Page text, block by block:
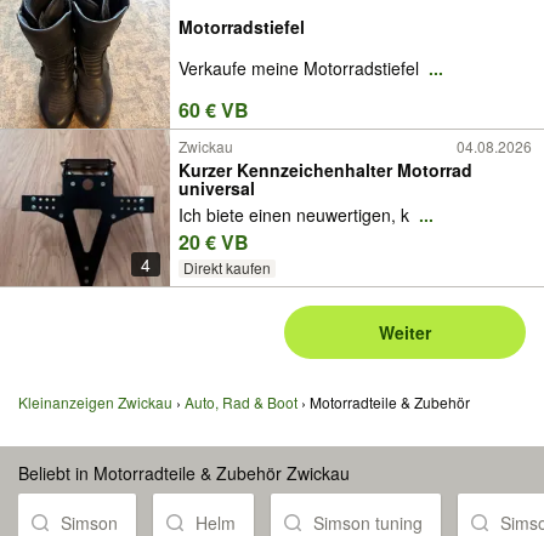
Motorradstiefel
Verkaufe meine Motorradstiefel ...
60 € VB
4
Zwickau 04.08.2026
Kurzer Kennzeichenhalter Motorrad
universal
Ich biete einen neuwertigen, k ...
20 € VB
Direkt kaufen
Weiter
Kleinanzeigen Zwickau Auto, Rad & Boot Motorradteile & Zubehör
Beliebt in Motorradteile & Zubehör Zwickau
Simson Helm Simson tuning